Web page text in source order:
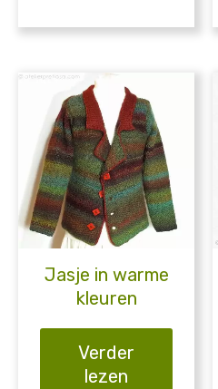
Jasje in warme
kleuren
Verder
lezen